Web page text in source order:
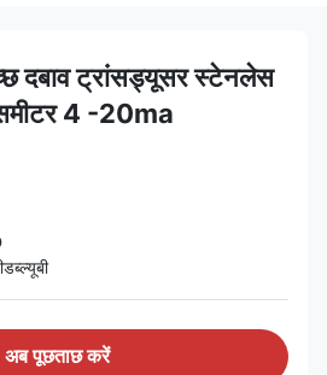
दबाव ट्रांसड्यूसर स्टेनलेस
4 -20ma
अब पूछताछ करें